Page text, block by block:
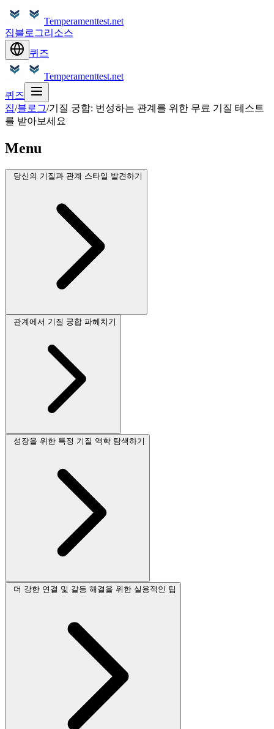
Temperamenttest.net
집블로그리소스
퀴즈
Temperamenttest.net
퀴즈
집/블로그/기질 궁합: 번성하는 관계를 위한 무료 기질 테스트
를 받아보세요
Menu
당신의 기질과 관계 스타일 발견하기
관계에서 기질 궁합 파헤치기
성장을 위한 특정 기질 역학 탐색하기
더 강한 연결 및 갈등 해결을 위한 실용적인 팁